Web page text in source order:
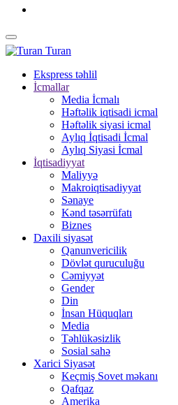
Turan
Ekspress təhlil
İcmallar
Media İcmalı
Həftəlik iqtisadi icmal
Həftəlik siyasi icmal
Aylıq İqtisadi İcmal
Aylıq Siyasi İcmal
İqtisadiyyat
Maliyyə
Makroiqtisadiyyat
Sənaye
Kənd təsərrüfatı
Biznes
Daxili siyasət
Qanunvericilik
Dövlət quruculuğu
Cəmiyyət
Gender
Din
İnsan Hüquqları
Media
Təhlükəsizlik
Sosial sahə
Xarici Siyasət
Keçmiş Sovet məkanı
Qafqaz
Amerika